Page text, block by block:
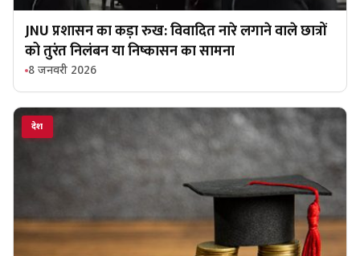
JNU प्रशासन का कड़ा रुख: विवादित नारे लगाने वाले छात्रों
को तुरंत निलंबन या निष्कासन का सामना
8 जनवरी 2026
देश